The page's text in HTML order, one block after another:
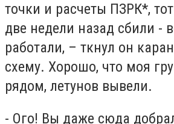
точки и расчеты ПЗРК*, тот
две недели назад сбили -
работали, – ткнул он
схему. Хорошо, что моя
рядом, летунов вывели.
- Ого! Вы даже сюда